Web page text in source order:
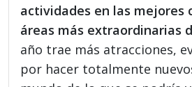
actividades en las mejores
áreas más extraordinarias
año trae más atracciones,
por hacer totalmente